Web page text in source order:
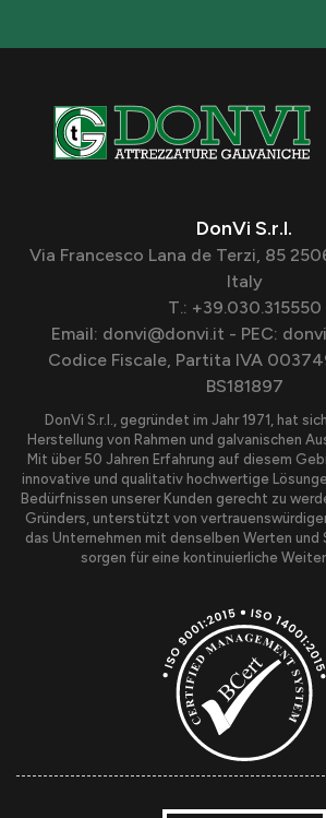
DonVi S.r.l.
Via Francesco Lana de Terzi, 85
Italy
T.: +39.030.315550
Email: donvi@donvi.it - PEC:
Codice Fiscale, Partita IVA
BS181897
DonVi S.r.l., gegründet im Jahr 1971, hat
Herstellung von Rahmen und galvanischen
Mit über 50 Jahren Erfahrung auf diesem
innovative und qualitativ hochwertige
Bedürfnissen unserer Kunden gerecht zu
Gründers, unterstützt von
das Unternehmen mit denselben Werten und
sorgen für eine kontinuierliche